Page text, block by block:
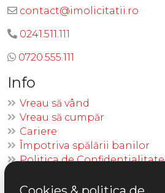
contact@imolicitatii.ro
0241.511.111
0720.555.111
Info
Vreau să vând
Vreau să cumpăr
Cariere
Împotriva spălării banilor
Politica de Confidentialitate
Politica de Retur